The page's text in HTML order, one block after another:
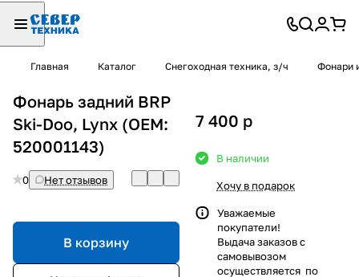
Главная Каталог Снегоходная техника, з/ч Фонари
Фонарь задний BRP
Ski-Doo, Lynx (OEM:
520001143)
0 Нет отзывов
В корзину
7 400 p
В наличии
Хочу в подарок
Уважаемые
покупатели!
Выдача заказов с
самовывозом
осуществляется по